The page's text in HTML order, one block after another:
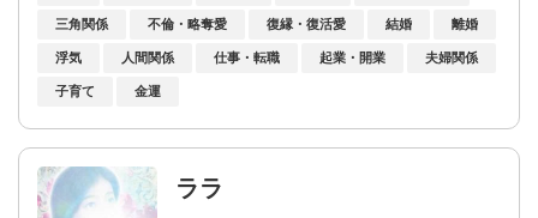
三角関係 不倫・略奪愛 復縁・復活愛 結婚 離婚
浮気 人間関係 仕事・転職 起業・開業 夫婦関係
子育て 金運
ララ